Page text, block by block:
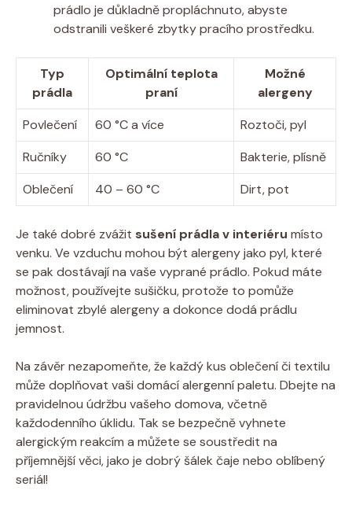
prádlo ‌je důkladně propláchnuto,​ abyste
odstranili veškeré zbytky pracího prostředku.
Typ
prádla
Optimální teplota
praní
Možné
alergeny
Povlečení
60 °C a více
Roztoči, pyl
Ručníky
60 ⁣°C
Bakterie, plísně
Oblečení
40 – 60 °C Dirt, pot
Je také‍ dobré zvážit sušení prádla‍ v ⁣interiéru místo ​
venku. Ve vzduchu mohou být​ alergeny jako pyl, které
se pak dostávají⁤ na vaše⁤ vyprané ​prádlo. ‍Pokud máte
možnost,⁢ používejte sušičku, ⁢protože to ‌pomůže
⁢eliminovat zbylé alergeny a dokonce dodá prádlu‍
jemnost.
Na ⁤závěr‍ nezapomeňte,⁢ že ⁤každý kus oblečení či textilu
může ⁤doplňovat vaši domácí alergenní paletu. ‌Dbejte na
pravidelnou údržbu vašeho domova, včetně
každodenního⁣ úklidu.⁤ Tak se bezpečně vyhnete
alergickým reakcím a můžete se soustředit na
příjemnější ‍věci,⁤ jako je dobrý šálek čaje nebo ​oblíbený
‌seriál!